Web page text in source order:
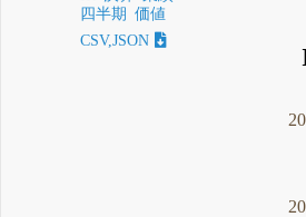
四半期
価値
CSV,JSON